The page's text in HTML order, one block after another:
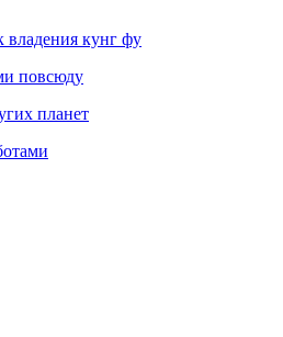
кунг фу
повсюду
планет